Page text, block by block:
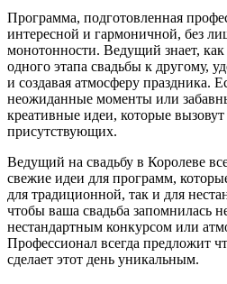
Программа, подготовленная
интересной и гармоничной, без
монотонности. Ведущий знает, как
одного этапа свадьбы к другому,
и создавая атмосферу праздника.
неожиданные моменты или
креативные идеи, которые вызовут
присутствующих.
Ведущий на свадьбу в Королеве
свежие идеи для программ,
для традиционной, так и для
чтобы ваша свадьба запомнилась
нестандартным конкурсом или
Профессионал всегда предложит
сделает этот день уникальным.